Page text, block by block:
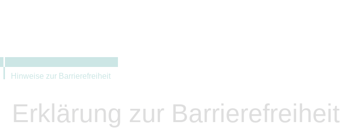
Hinweise zur Barrierefreiheit
Erklärung zur Barrierefreiheit